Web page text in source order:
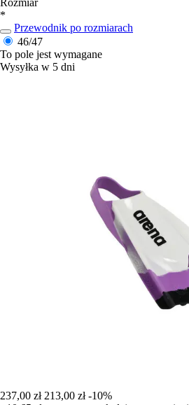
*
Przewodnik po rozmiarach
46/47
To pole jest wymagane
Wysyłka w 5 dni
237,00 zł 213,00 zł -10%